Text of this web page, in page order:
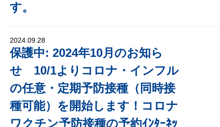
す。
2024.09.28
保護中: 2024年10月のお知ら
せ 10/1よりコロナ・インフル
の任意・定期予防接種（同時接
種可能）を開始します！コロナ
ワクチン予防接種の予約ｲﾝﾀｰﾈｯ